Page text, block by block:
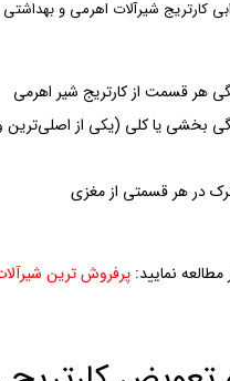
کارتریج شیرآلات اهرمی و
هر قسمت از کارتریج شیر اهرمی
بخشی یا کلی (یکی از اصلی‌ترین و
در هر قسمتی از مغزی
مطالعه نمایید: پرفروش ترین